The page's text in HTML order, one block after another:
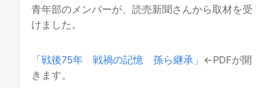
青年部のメンバーが、読売新聞さんから取材を受
けました。
「戦後75年 戦禍の記憶 孫ら継承」 ←PDFが開
きます。